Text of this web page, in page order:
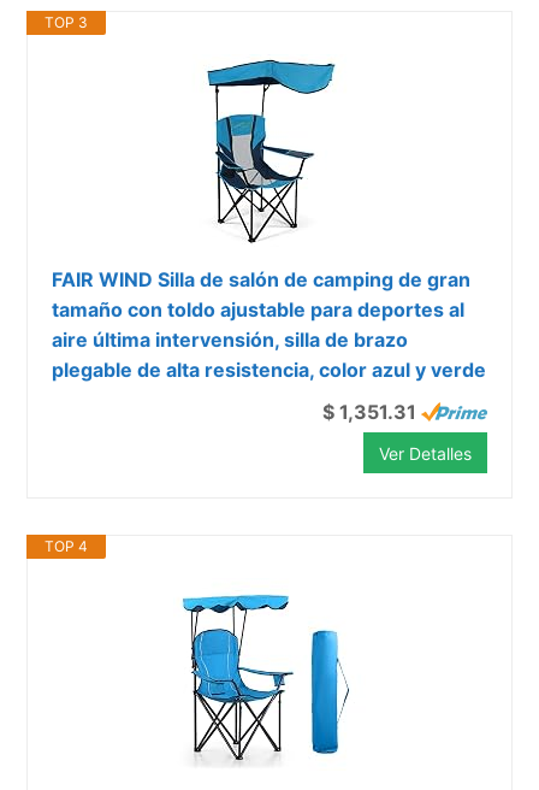
TOP 3
FAIR WIND Silla de salón de camping de gran
tamaño con toldo ajustable para deportes al
aire última intervensión, silla de brazo
plegable de alta resistencia, color azul y verde
$ 1,351.31
Ver Detalles
TOP 4